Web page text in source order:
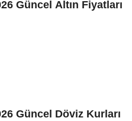
Güncel Altın Fiyatları
Güncel Döviz Kurları